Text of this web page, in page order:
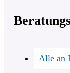
Alle an